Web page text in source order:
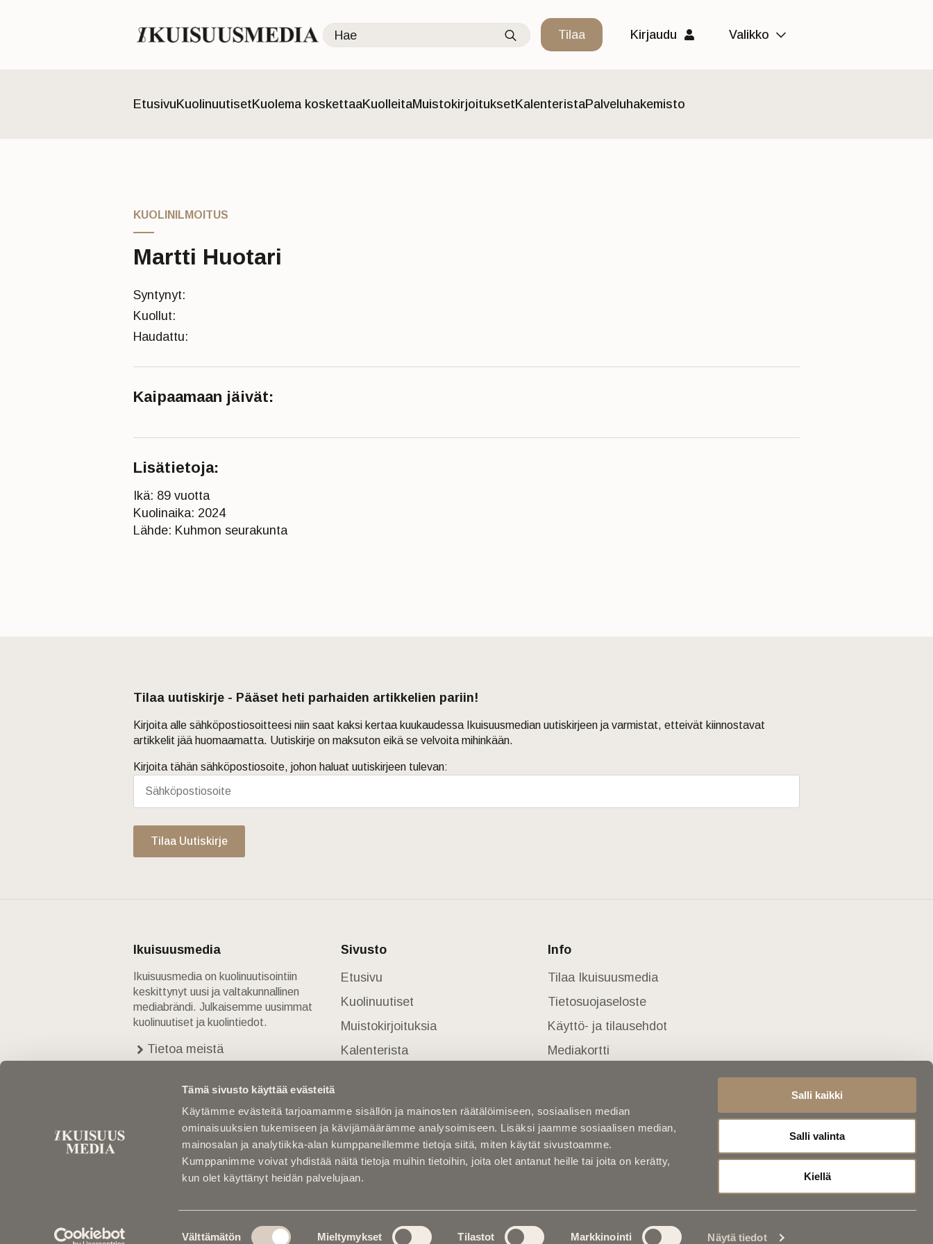
Tämä sivusto käyttää evästeitä
Käytämme evästeitä tarjoamamme sisällön ja mainosten räätälöimiseen, sosiaalisen median
ominaisuuksien tukemiseen ja kävijämäärämme analysoimiseen. Lisäksi jaamme sosiaalisen median,
mainosalan ja analytiikka-alan kumppaneillemme tietoja siitä, miten käytät sivustoamme.
Kumppanimme voivat yhdistää näitä tietoja muihin tietoihin, joita olet antanut heille tai joita on kerätty,
kun olet käyttänyt heidän palvelujaan.
Välttämätön Mieltymykset Tilastot Markkinointi Näytä tiedot
Salli kaikki
Salli valinta
Kiellä
Search
for:
Tilaa Kirjaudu Valikko
Etusivu KuolinuutisetKuolema koskettaaKuolleitaMuistokirjoituksetKalenteristaPalveluhakemisto
KUOLINILMOITUS
Martti Huotari
Syntynyt:
Kuollut:
Haudattu:
Kaipaamaan jäivät:
Lisätietoja:
Ikä: 89 vuotta
Kuolinaika: 2024
Lähde: Kuhmon seurakunta
Tilaa uutiskirje - Pääset heti parhaiden artikkelien pariin!
Kirjoita alle sähköpostiosoitteesi niin saat kaksi kertaa kuukaudessa Ikuisuusmedian uutiskirjeen ja varmistat, etteivät kiinnostavat
artikkelit jää huomaamatta. Uutiskirje on maksuton eikä se velvoita mihinkään.
Kirjoita tähän sähköpostiosoite, johon haluat uutiskirjeen tulevan:
Tilaa Uutiskirje
Ikuisuusmedia
Ikuisuusmedia on kuolinuutisointiin
keskittynyt uusi ja valtakunnallinen
mediabrändi. Julkaisemme uusimmat
kuolinuutiset ja kuolintiedot.
Tietoa meistä
Yhteystiedot
Sivusto
Etusivu
Kuolinuutiset
Muistokirjoituksia
Kalenterista
Kuolleita
Info
Tilaa Ikuisuusmedia
Tietosuojaseloste
Käyttö- ja tilausehdot
Mediakortti